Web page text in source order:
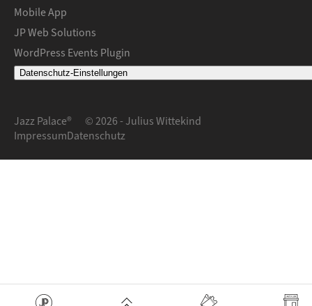
Mobile App
JP Web Solutions
WordPress Events Plugin
Datenschutz-Einstellungen
Jazz Palace®
© 2026 - Julius Wittekind
ImpressumDatenschutz